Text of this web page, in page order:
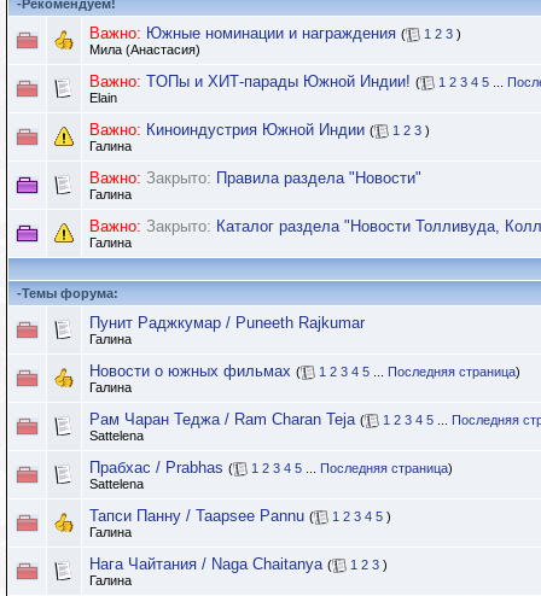
-Рекомендуем!
Важно: Южные номинации и награждения ( 1 2 3 )
Мила (Анастасия)
Важно: TOПы и ХИТ-парады Южной Индии! ( 1 2 3 4 5
Elain
Важно: Киноиндустрия Южной Индии ( 1 2 3 )
Галина
Важно: Закрыто: Правила раздела "Новости"
Галина
Важно: Закрыто: Каталог раздела "Новости Толливуда,
Галина
-Темы форума:
Пунит Раджкумар / Puneeth Rajkumar
Галина
Новости о южных фильмах ( 1 2 3 4 5 Последняя страница)
Галина
Рам Чаран Теджа / Ram Charan Teja ( 1 2 3 4 5
Последняя
Sattelena
Прабхас / Prabhas ( 1 2 3 4 5 Последняя страница)
Sattelena
Тапси Панну / Taapsee Pannu ( 1 2 3 4 5 )
Галина
Нага Чайтания / Naga Chaitanya ( 1 2 3 )
Галина